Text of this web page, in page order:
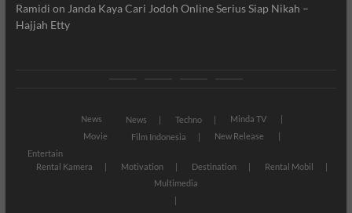
Ramidi on Janda Kaya Cari Jodoh Online Serius Siap Nikah –
Hajjah Etty
News News Techno
Minda TV
Movie
Film Indonesia
New Release
Entertain
Rental Kamera
Motivation Destination
Rental Mobil
Multimedia